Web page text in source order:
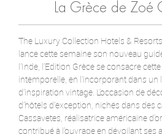
La Grèce de Zoé
The Luxury Collection Hotels &
lance cette semaine son nouveau
l’Inde, l’Edition Grèce se consacre
intemporelle, en l’incorporant dans
d’inspiration vintage. L’occasion de
d’hôtels d’exception, nichés dans des
Cassavetes, réalisatrice américaine
contribué à l’ouvrage en dévoilant ses